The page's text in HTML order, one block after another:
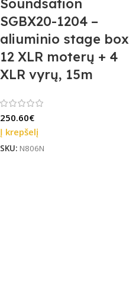
Soundsation
SGBX20-1204 –
aliuminio stage box
12 XLR moterų + 4
XLR vyrų, 15m
250.60€
Į krepšelį
SKU: N806N